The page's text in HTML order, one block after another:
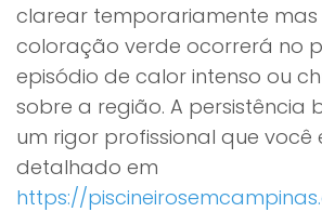
clarear temporariamente
coloração verde ocorrerá no
episódio de calor intenso ou
sobre a região. A persistência
um rigor profissional que você
detalhado em
https://